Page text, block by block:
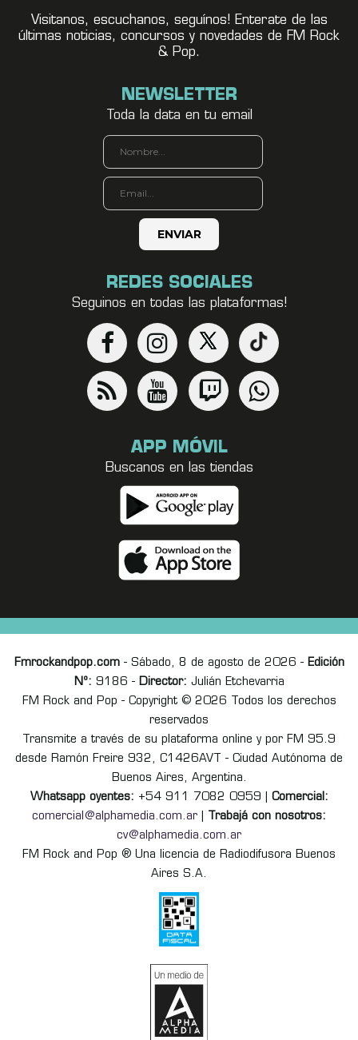
Visitanos, escuchanos, seguínos! Enterate de las
últimas noticias, concursos y novedades de FM Rock
& Pop.
NEWSLETTER
Toda la data en tu email
REDES SOCIALES
Seguinos en todas las plataformas!
APP MÓVIL
Buscanos en las tiendas
Fmrockandpop.com- Sábado, 8 de agosto de 2026 - Edición
Nº: 9186 - Director: Julián Etchevarria
FM Rock and Pop - Copyright © 2026 Todos los derechos
reservados
Transmite a través de su plataforma online y por FM 95.9
desde Ramón Freire 932, C1426AVT - Ciudad Autónoma de
Buenos Aires, Argentina.
Whatsapp oyentes: +54 911 7082 0959 | Comercial:
comercial@alphamedia.com.ar
Trabajá con nosotros:
cv@alphamedia.com.ar
FM Rock and Pop ® Una licencia de Radiodifusora Buenos
Aires S.A.